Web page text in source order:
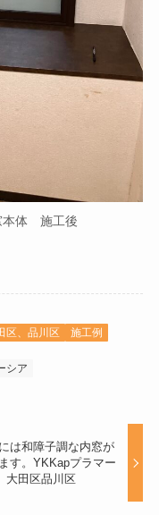
本体 施工後
区、品川区
施工例
シア
は和障子調な内窓が
す。YKKapプラマー
大田区品川区